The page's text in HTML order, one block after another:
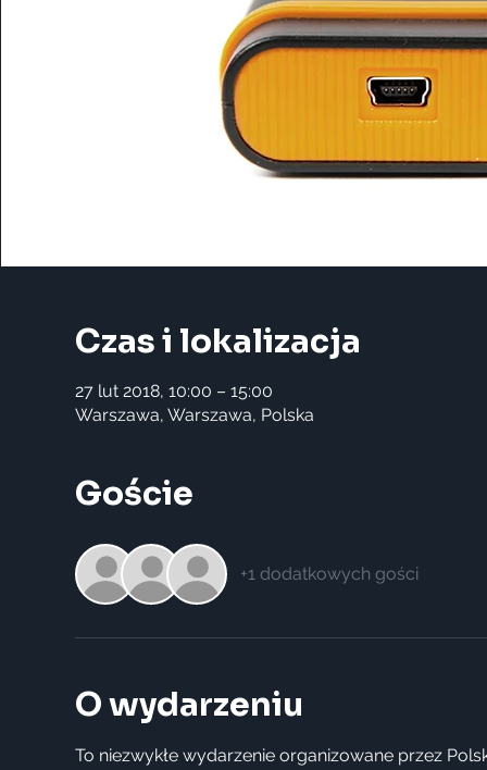
Czas i lokalizacja
27 lut 2018, 10:00 – 15:00
Warszawa, Warszawa, Polska
Goście
+1 dodatkowych gości
O wydarzeniu
To niezwykłe wydarzenie organizowane przez